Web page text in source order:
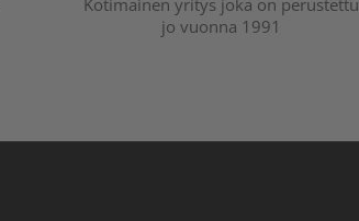
jo vuonna 1991